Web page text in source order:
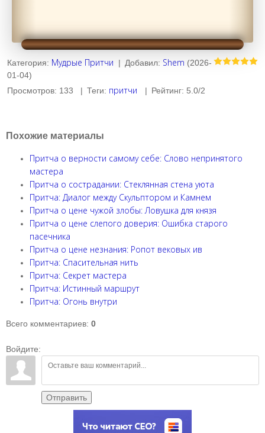
Категория: Мудрые Притчи | Добавил: Shem (2026-
01-04)
Просмотров: 133 | Теги: притчи | Рейтинг: 5.0/2
Похожие материалы
Притча о верности самому себе: Слово непринятого
мастера
Притча о сострадании: Стеклянная стена уюта
Притча: Диалог между Скульптором и Камнем
Притча о цене чужой злобы: Ловушка для князя
Притча о цене слепого доверия: Ошибка старого
пасечника
Притча о цене незнания: Ропот вековых ив
Притча: Спасительная нить
Притча: Секрет мастера
Притча: Истинный маршрут
Притча: Огонь внутри
Всего комментариев: 0
Войдите:
Отправить